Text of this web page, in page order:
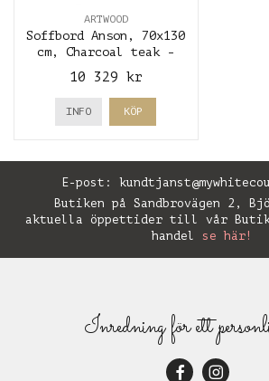
ARTWOOD
Soffbord Anson, 70x130
cm, Charcoal teak -
10 329 kr
INFO KÖP
E-post:
Butiken på Sandbrovägen 2,
aktuella öppettider till vår Butik,
handel se här!
Inredning för ett